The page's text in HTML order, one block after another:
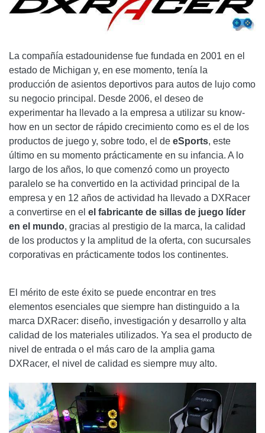
La compañía estadounidense fue fundada en 2001 en el
estado de Michigan y, en ese momento, tenía la
producción de asientos deportivos para autos de lujo como
su negocio principal. Desde 2006, el deseo de
experimentar ha llevado a la empresa a utilizar su know-
how en un sector de rápido crecimiento como es el de los
productos de juego y, sobre todo, el de eSports, este
último en su momento prácticamente en su infancia. A lo
largo de los años, lo que comenzó como un proyecto
paralelo se ha convertido en la actividad principal de la
empresa y en 12 años de actividad ha llevado a DXRacer
a convertirse en el el fabricante de sillas de juego líder
en el mundo, gracias al prestigio de la marca, la calidad
de los productos y la amplitud de la oferta, con sucursales
corporativas en prácticamente todos los continentes.
El mérito de este éxito se puede encontrar en tres
elementos esenciales que siempre han distinguido a la
marca DXRacer: diseño, investigación y desarrollo y alta
calidad de los materiales utilizados. Ya sea el producto de
nivel de entrada o el más caro de la amplia gama
DXRacer, el nivel de calidad es siempre muy alto.